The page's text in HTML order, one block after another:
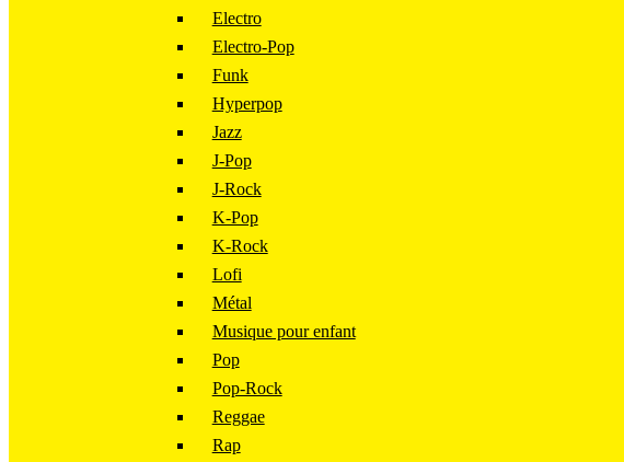
Electro
Electro-Pop
Funk
Hyperpop
Jazz
J-Pop
J-Rock
K-Pop
K-Rock
Lofi
Métal
Musique pour enfant
Pop
Pop-Rock
Reggae
Rap